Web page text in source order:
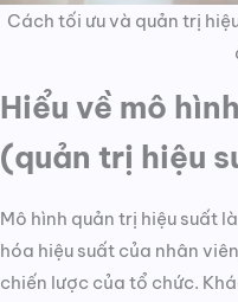
Cách tối ưu và quản trị
Hiểu về mô
(quản trị hiệu
Mô hình quản trị hiệu suất
hóa hiệu suất của nhân
chiến lược của tổ chức.